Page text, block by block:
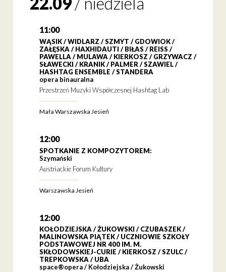
11:00
WĄSIK / WIDLARZ / SZMYT / GDOWIOK /
ZAŁĘSKA / HAXHIDAUTI / BIŁAS / REISS /
PAWELLA / MULAWA / KIERKOSZ / GRZYWACZ /
SŁAWECKI / KRANIK / PALMER / SZAWIEL /
HASHTAG ENSEMBLE / STANDERA
opera binauralna
Przestrzeń Muzyki Współczesnej Hashtag Lab
Mała Warszawska Jesień
12:00
SPOTKANIE Z KOMPOZYTOREM:
Szymański
Austriackie Forum Kultury
Warszawska Jesień
12:00
KOŁODZIEJSKA / ŻUKOWSKI / CZUBASZEK /
MALINOWSKA PIĄTEK / UCZNIOWIE SZKOŁY
PODSTAWOWEJ NR 400 IM. M.
SKŁODOWSKIEJ-CURIE / KIERKOSZ / SZULC /
TREPKOWSKA / UBA
space®opera / Kołodziejska / Żukowski